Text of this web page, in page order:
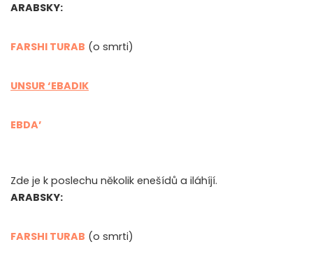
ARABSKY:
FARSHI TURAB (o smrti)
UNSUR ‘EBADIK
EBDA’
Zde je k poslechu několik enešídů a iláhíjí.
ARABSKY:
FARSHI TURAB (o smrti)